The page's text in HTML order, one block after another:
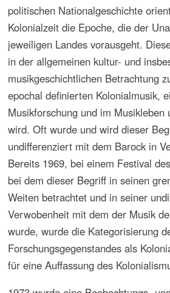
2006 wurde ein Hauptseminar zum Thema „Musik
Kolonialismus- Postkoloniale Probleme“ an der
Köln veranstaltet. Das Seminar fand im Rahmen
außerplanmäßigen Professur an der Universität
die sich mit dem Schwerpunkt Musikologische
Kulturprozessen und Kulturanalytische